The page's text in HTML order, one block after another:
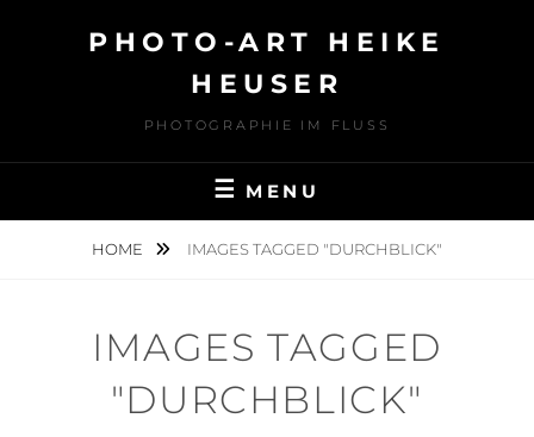
PHOTO-ART HEIKE
HEUSER
PHOTOGRAPHIE IM FLUSS
MENU
HOME IMAGES TAGGED "DURCHBLICK"
IMAGES TAGGED
"DURCHBLICK"